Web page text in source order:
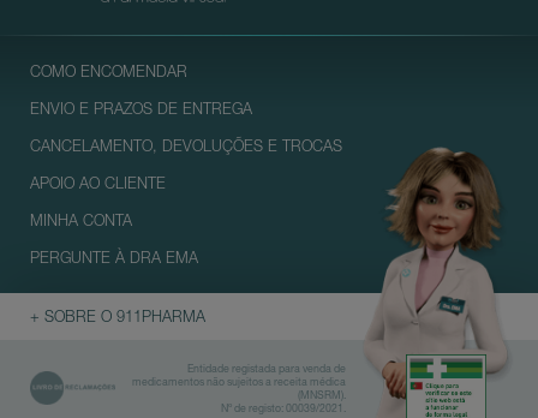
COMO ENCOMENDAR
ENVIO E PRAZOS DE ENTREGA
CANCELAMENTO, DEVOLUÇÕES E TROCAS
APOIO AO CLIENTE
MINHA CONTA
PERGUNTE À DRA EMA
+ SOBRE O 911PHARMA
Entidade registada para venda de
medicamentos não sujeitos a receita médica
(MNSRM).
Nº de registo: 00039/2021.